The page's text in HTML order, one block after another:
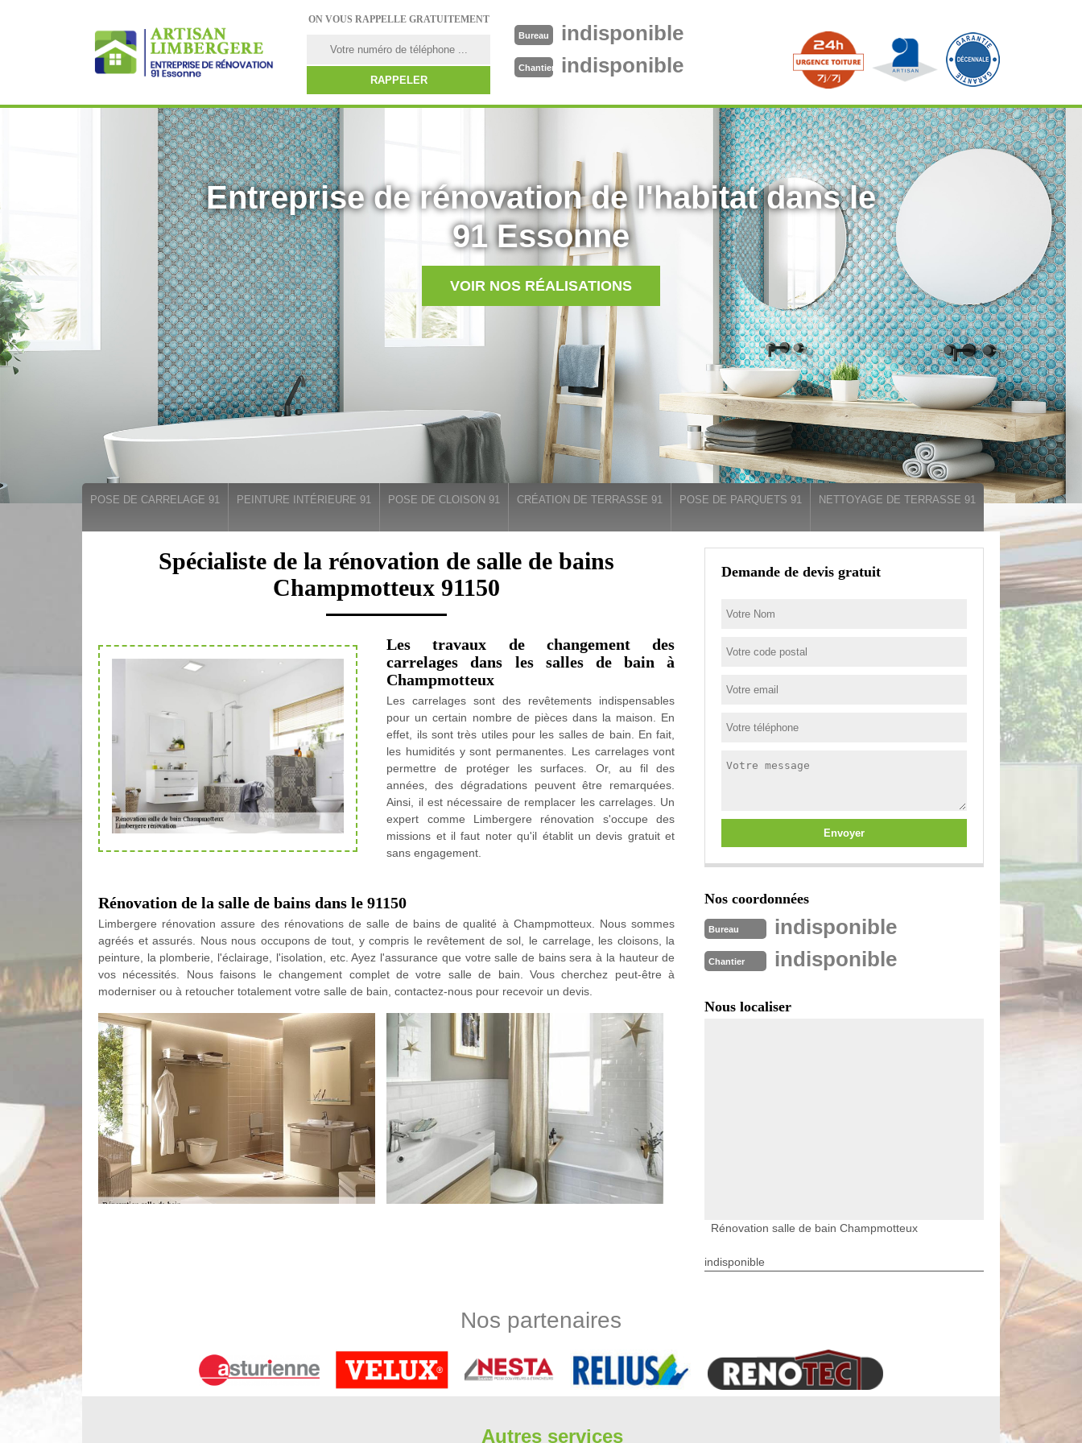
ON VOUS RAPPELLE GRATUITEMENT
Bureau indisponible
Chantier indisponible
Entreprise de rénovation de l'habitat dans le
91 Essonne
VOIR NOS RÉALISATIONS
POSE DE CARRELAGE 91 PEINTURE INTÉRIEURE 91 POSE DE CLOISON 91 CRÉATION DE TERRASSE 91 POSE DE PARQUETS 91 NETTOYAGE DE TERRASSE 91
Spécialiste de la rénovation de salle de bains
Champmotteux 91150
Les travaux de changement des
carrelages dans les salles de bain à
Champmotteux
Les carrelages sont des revêtements indispensables
pour un certain nombre de pièces dans la maison. En
effet, ils sont très utiles pour les salles de bain. En fait,
les humidités y sont permanentes. Les carrelages vont
permettre de protéger les surfaces. Or, au fil des
années, des dégradations peuvent être remarquées.
Ainsi, il est nécessaire de remplacer les carrelages. Un
expert comme Limbergere rénovation s'occupe des
missions et il faut noter qu'il établit un devis gratuit et
sans engagement.
Rénovation de la salle de bains dans le 91150
Limbergere rénovation assure des rénovations de salle de bains de qualité à Champmotteux. Nous sommes
agréés et assurés. Nous nous occupons de tout, y compris le revêtement de sol, le carrelage, les cloisons, la
peinture, la plomberie, l'éclairage, l'isolation, etc. Ayez l'assurance que votre salle de bains sera à la hauteur de
vos nécessités. Nous faisons le changement complet de votre salle de bain. Vous cherchez peut-être à
moderniser ou à retoucher totalement votre salle de bain, contactez-nous pour recevoir un devis.
niveau plus élevé de savoir-faire et devrait donc être laissée aux professionnels comme ceux de Limbergere
Les critères pour une transformation de salle de bains à Champmotteux
La première réflexion est le goût et les préférences du propriétaire. C'est votre salle de bains et cela signifie
Demande de devis gratuit
Nos coordonnées
Bureau indisponible
Chantier indisponible
Nous localiser
Rénovation salle de bain Champmotteux
indisponible
Nos partenaires
Autres services